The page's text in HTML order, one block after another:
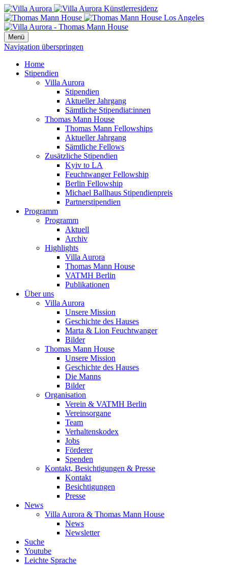
Menü
Navigation überspringen
Home
Stipendien
Villa Aurora
Stipendien
Aktueller Jahrgang
Sämtliche Stipendiat:innen
Thomas Mann House
Thomas Mann Fellowships
Aktueller Jahrgang
Sämtliche Fellows
Zusätzliche Stipendien
Kyiv to LA
Feuchtwanger Fellowship
Berlin Fellowship
Michael Ballhaus Stipendienpreis
Partnerstipendien
Programm
Programm
Aktuell
Archiv
Highlights
Villa Aurora
Thomas Mann House
VATMH Berlin
Publikationen
Über uns
Villa Aurora
Unsere Mission
Geschichte des Hauses
Marta & Lion Feuchtwanger
Bilder
Thomas Mann House
Unsere Mission
Geschichte des Hauses
Die Manns
Bilder
Organisation
Verein & VATMH Berlin
Vereinsorgane
Team
Verhaltenskodex
Jobs
Förderer
Spenden
Kontakt, Besichtigungen & Presse
Kontakt
Besichtigungen
Presse
News
Villa Aurora & Thomas Mann House
News
Newsletter
Suche
Youtube
Leichte Sprache